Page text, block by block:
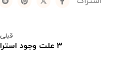
قبلی
۳ علت وجود استراتژی چند برندی